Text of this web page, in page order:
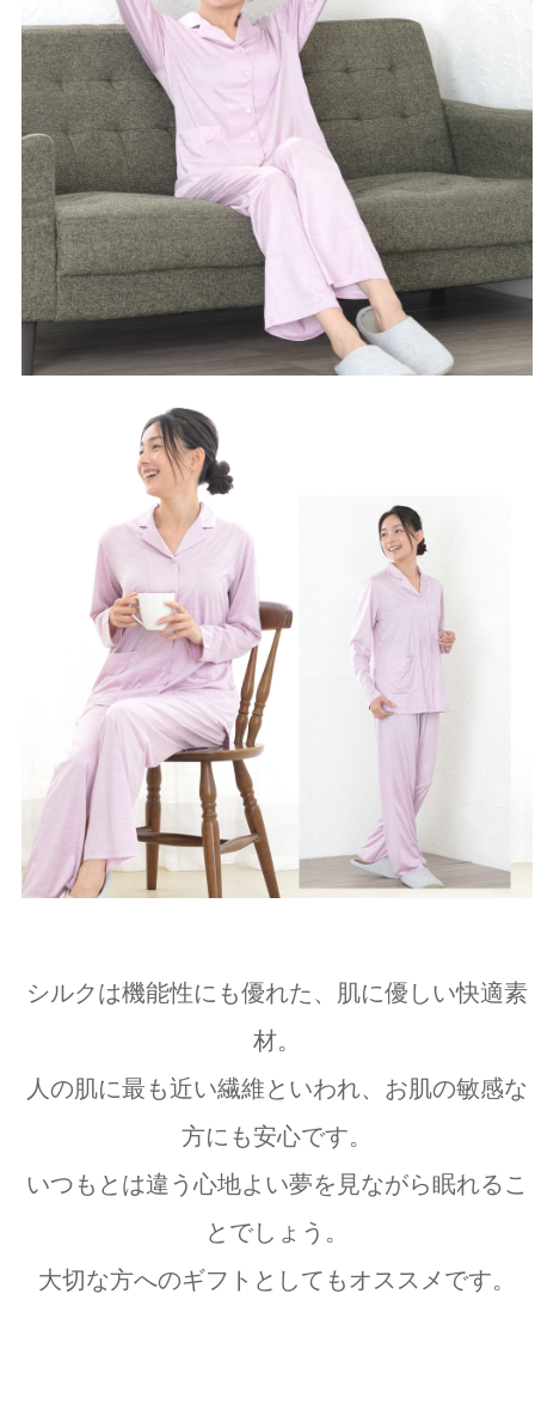
シルクは機能性にも優れた、肌に優しい快適素
材。
人の肌に最も近い繊維といわれ、お肌の敏感な
方にも安心です。
いつもとは違う心地よい夢を見ながら眠れるこ
とでしょう。
大切な方へのギフトとしてもオススメです。